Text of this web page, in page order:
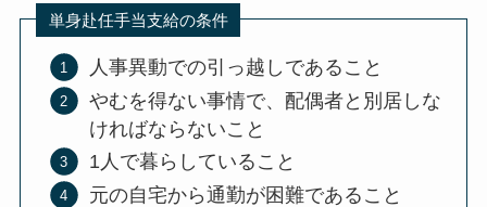
単身赴任手当支給の条件
人事異動での引っ越しであること
やむを得ない事情で、配偶者と別居しな
ければならないこと
1人で暮らしていること
元の自宅から通勤が困難であること